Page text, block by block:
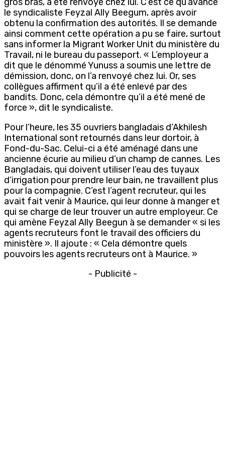
le syndicaliste Feyzal Ally Beegum, après avoir
obtenu la confirmation des autorités. Il se demande
ainsi comment cette opération a pu se faire, surtout
sans informer la Migrant Worker Unit du ministère du
Travail, ni le bureau du passeport. « L’employeur a
dit que le dénommé Yunuss a soumis une lettre de
démission, donc, on l’a renvoyé chez lui. Or, ses
collègues affirment qu’il a été enlevé par des
bandits. Donc, cela démontre qu’il a été mené de
force », dit le syndicaliste.
Pour l’heure, les 35 ouvriers bangladais d’Akhilesh
International sont retournés dans leur dortoir, à
Fond-du-Sac. Celui-ci a été aménagé dans une
ancienne écurie au milieu d’un champ de cannes. Les
Bangladais, qui doivent utiliser l’eau des tuyaux
d’irrigation pour prendre leur bain, ne travaillent plus
pour la compagnie. C’est l’agent recruteur, qui les
avait fait venir à Maurice, qui leur donne à manger et
qui se charge de leur trouver un autre employeur. Ce
qui amène Feyzal Ally Beegun à se demander « si les
agents recruteurs font le travail des officiers du
ministère ». Il ajoute : « Cela démontre quels
pouvoirs les agents recruteurs ont à Maurice. »
- Publicité -